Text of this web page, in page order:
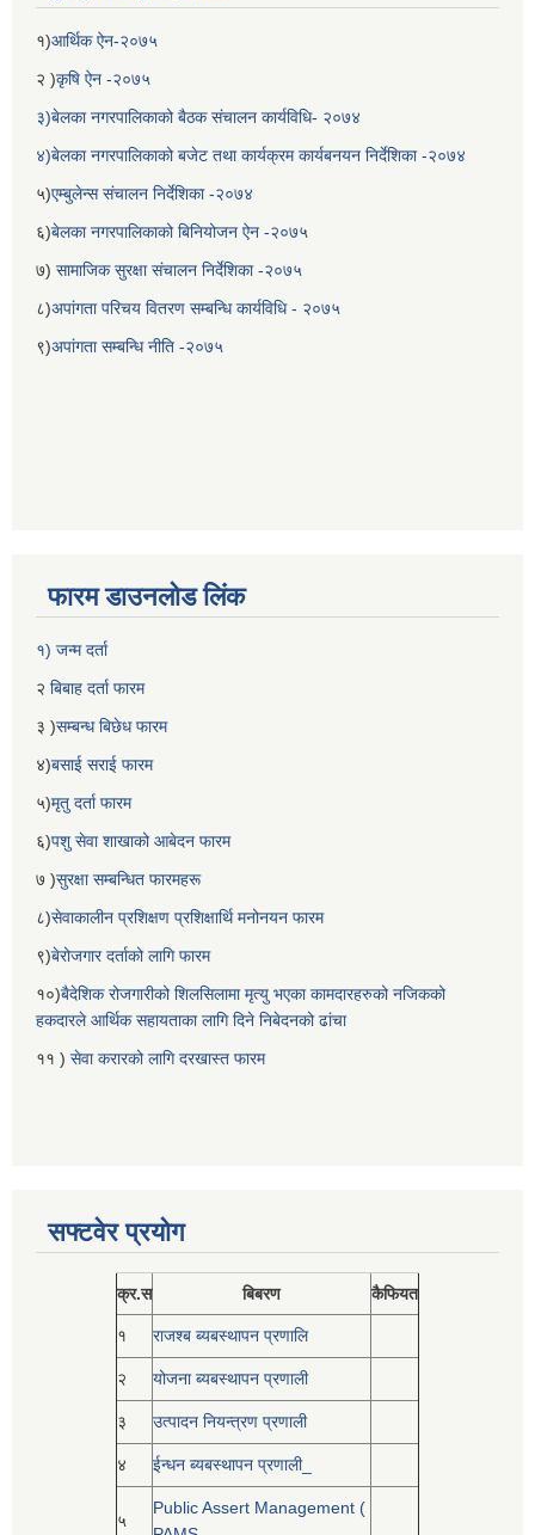
१)आर्थिक ऐन-२०७५
२ )कृषि ऐन -२०७५
३)बेलका नगरपालिकाको बैठक संचालन कार्यविधि- २०७४
४)बेलका नगरपालिकाको बजेट तथा कार्यक्रम कार्यबनयन निर्देशिका -२०७४
५)एम्बुलेन्स संचालन निर्देशिका -२०७४
६)बेलका नगरपालिकाको बिनियोजन ऐन -२०७५
७) सामाजिक सुरक्षा संचालन निर्देशिका -२०७५
८)अपांगता परिचय वितरण सम्बन्धि कार्यविधि - २०७५
९)अपांगता सम्बन्धि नीति -२०७५
फारम डाउनलोड लिंक
१) जन्म दर्ता
२ बिबाह दर्ता फारम
३ )सम्बन्ध बिछेध फारम
४)बसाई सराई फारम
५)मृतु दर्ता फारम
६)पशु सेवा शाखाको आबेदन फारम
७ )सुरक्षा सम्बन्धित फारमहरू
८)सेवाकालीन प्रशिक्षण प्रशिक्षार्थि मनोनयन फारम
९)बेरोजगार दर्ताको लागि फारम
१०)बैदेशिक रोजगारीको शिलसिलामा मृत्यु भएका कामदारहरुको नजिकको
हकदारले आर्थिक सहायताका लागि दिने निबेदनको ढांचा
११ ) सेवा करारको लागि दरखास्त फारम
सफ्टवेर प्रयोग
क्र.स बिबरण कैफियत
१ राजश्ब ब्यबस्थापन प्रणालि
२ योजना ब्यबस्थापन प्रणाली
३ उत्पादन नियन्त्रण प्रणाली
४ ईन्धन ब्यबस्थापन प्रणाली_
५
Public Assert Management (